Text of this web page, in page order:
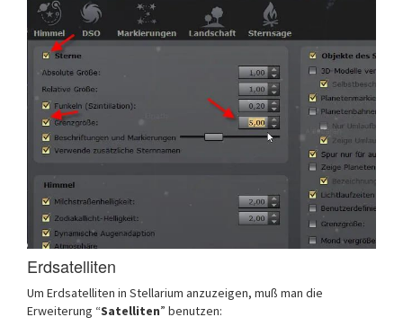
Erdsatelliten
Um Erdsatelliten in Stellarium anzuzeigen, muß man die
Erweiterung “Satelliten” benutzen: